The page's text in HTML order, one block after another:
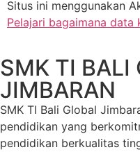
Situs ini menggunakan
Pelajari bagaimana
SMK TI BALI
JIMBARAN
SMK TI Bali Global
pendidikan yang
pendidikan berkualitas